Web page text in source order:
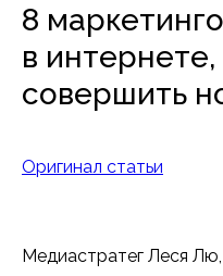
8
в
совершить
Оригинал статьи
Медиастратег Леся